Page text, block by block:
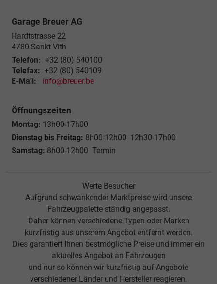
Garage Breuer AG
Hardtstrasse 22
4780 Sankt Vith
Telefon: +32 (80) 540100
Telefax: +32 (80) 540109
E-Mail:
info@breuer.be
Öffnungszeiten
Montag: 13h00-17h00
Dienstag bis Freitag: 8h00-12h00 12h30-17h00
Samstag: 8h00-12h00 Termin
Werte Besucher
Aufgrund schwankender Marktpreise wird unsere
Fahrzeugpalette ständig angepasst.
Daher können verschiedene Typen oder Marken
kurzfristig aus unserem Angebot entfernt werden.
Dies garantiert Ihnen bestmögliche Preise und immer ein
aktuelles Angebot an Fahrzeugen
und nur so können wir kurzfristig auf Angebote
verschiedener Länder und Hersteller reagieren.